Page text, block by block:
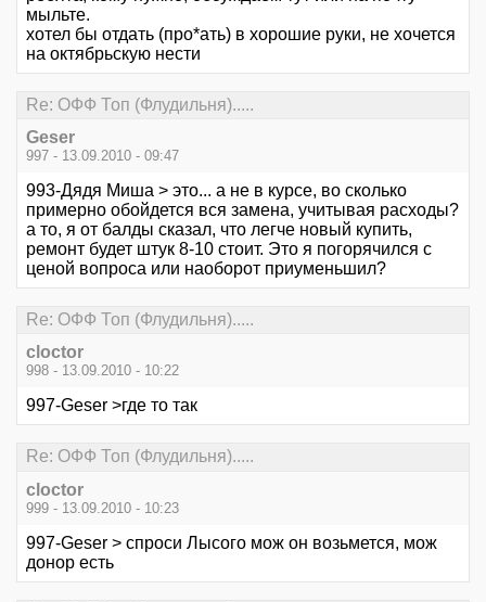
мыльте.
хотел бы отдать (про*ать) в хорошие руки, не хочется
на октябрьскую нести
Re: ОФФ Топ (Флудильня).....
Geser
997 - 13.09.2010 - 09:47
993-Дядя Миша > это... а не в курсе, во сколько
примерно обойдется вся замена, учитывая расходы?
а то, я от балды сказал, что легче новый купить,
ремонт будет штук 8-10 стоит. Это я погорячился с
ценой вопроса или наоборот приуменьшил?
Re: ОФФ Топ (Флудильня).....
cloctor
998 - 13.09.2010 - 10:22
997-Geser >где то так
Re: ОФФ Топ (Флудильня).....
cloctor
999 - 13.09.2010 - 10:23
997-Geser > спроси Лысого мож он возьмется, мож
донор есть